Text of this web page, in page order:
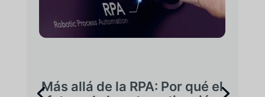
Más allá de la RPA: Por qué el